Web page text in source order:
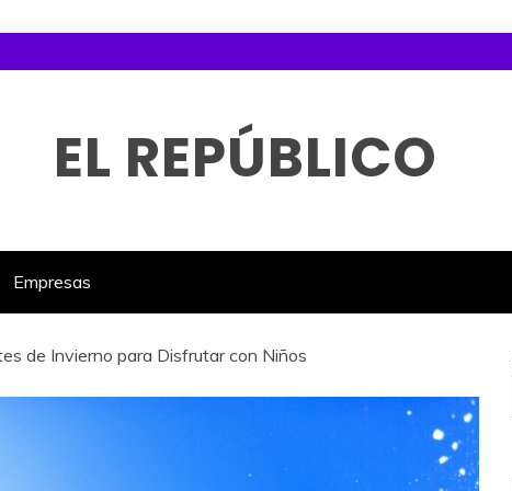
EL REPÚBLICO
Empresas
de Invierno para Disfrutar con Niños